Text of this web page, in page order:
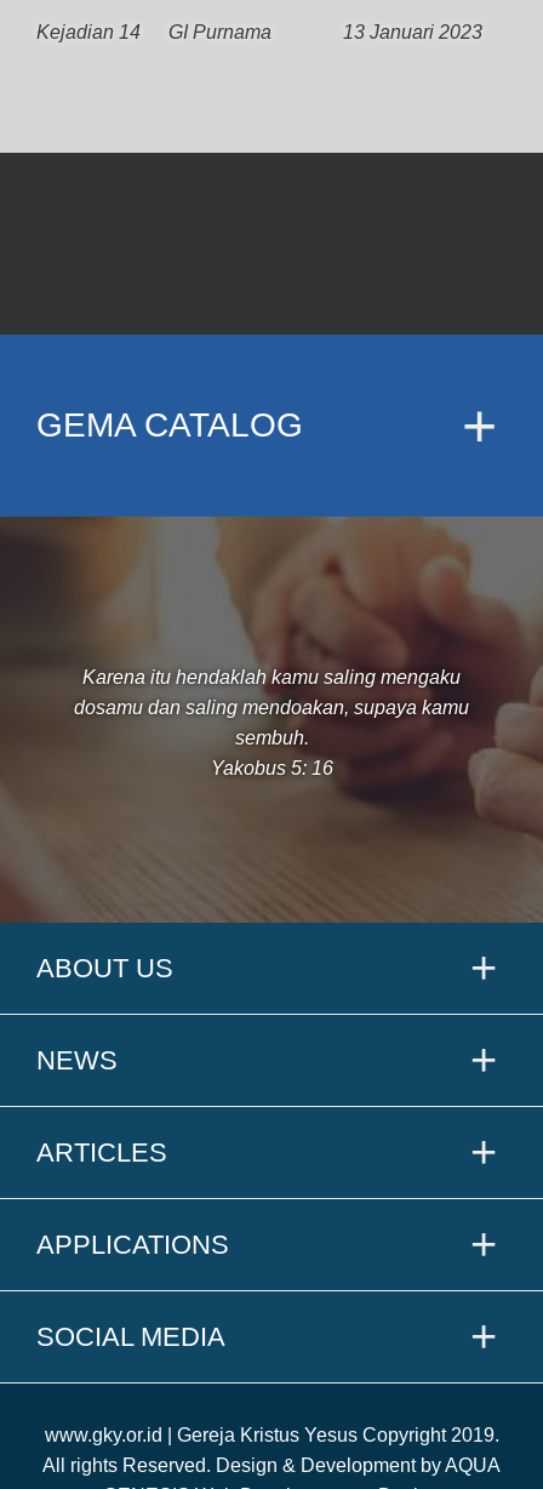
Kejadian 14 13 Januari 2023
GI Purnama
GEMA CATALOG
Karena itu hendaklah kamu saling mengaku
dosamu dan saling mendoakan, supaya kamu
sembuh.
Yakobus 5: 16
ABOUT US
NEWS
ARTICLES
APPLICATIONS
SOCIAL MEDIA
www.gky.or.id | Gereja Kristus Yesus Copyright 2019.
All rights Reserved. Design & Development by AQUA